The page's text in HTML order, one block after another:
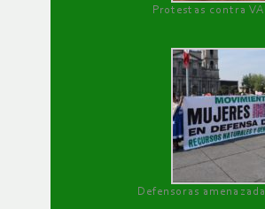
Protestas contra
Defensoras